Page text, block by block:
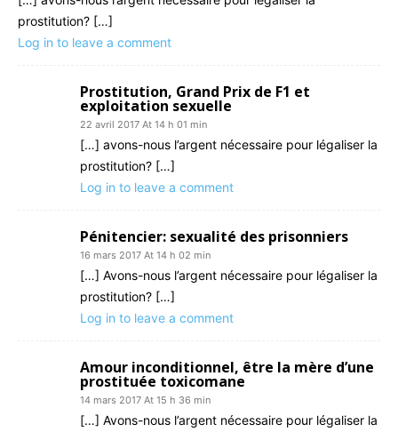
prostitution? […]
Log in to leave a comment
Prostitution, Grand Prix de F1 et
exploitation sexuelle
22 avril 2017 At 14 h 01 min
[…] avons-nous l’argent nécessaire pour légaliser la
prostitution? […]
Log in to leave a comment
Pénitencier: sexualité des prisonniers
16 mars 2017 At 14 h 02 min
[…] Avons-nous l’argent nécessaire pour légaliser la
prostitution? […]
Log in to leave a comment
Amour inconditionnel, être la mère d’une
prostituée toxicomane
14 mars 2017 At 15 h 36 min
[…] Avons-nous l’argent nécessaire pour légaliser la